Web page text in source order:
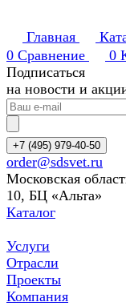
Главная
0 Сравнение 0
Подписаться
на новости и
+7 (495) 979-40-50
order@sdsvet.ru
Московская
10, БЦ «Альта»
Каталог
Услуги
Отрасли
Проекты
Компания